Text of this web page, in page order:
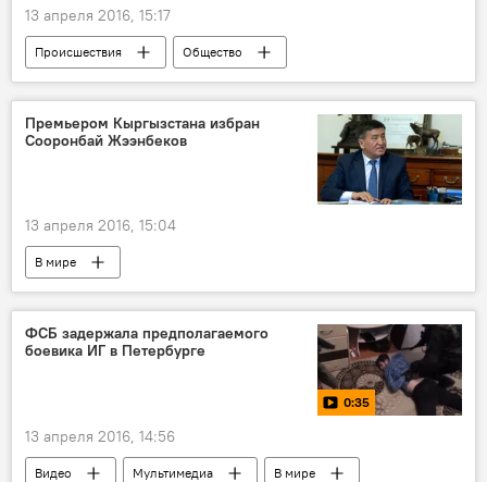
13 апреля 2016, 15:17
Происшествия Общество
Премьером Кыргызстана избран
Сооронбай Жээнбеков
13 апреля 2016, 15:04
В мире
ФСБ задержала предполагаемого
боевика ИГ в Петербурге
0:35
13 апреля 2016, 14:56
Видео Мультимедиа В мире